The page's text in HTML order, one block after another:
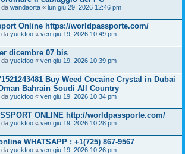
da wandaorta « lun giu 29, 2026 12:46 pm
Online https://worldpassporte.com/
da yuckfoo « ven giu 19, 2026 10:49 pm
dicembre 07 bis
da yuckfoo « ven giu 19, 2026 10:39 pm
Buy Weed Cocaine Crystal in Dubai
Bahrain Soudi All Country
da yuckfoo « ven giu 19, 2026 10:34 pm
ONLINE http://worldpassporte.com/
da yuckfoo « ven giu 19, 2026 10:28 pm
WHATSAPP : +1(725) 867-9567
da yuckfoo « ven giu 19, 2026 10:26 pm